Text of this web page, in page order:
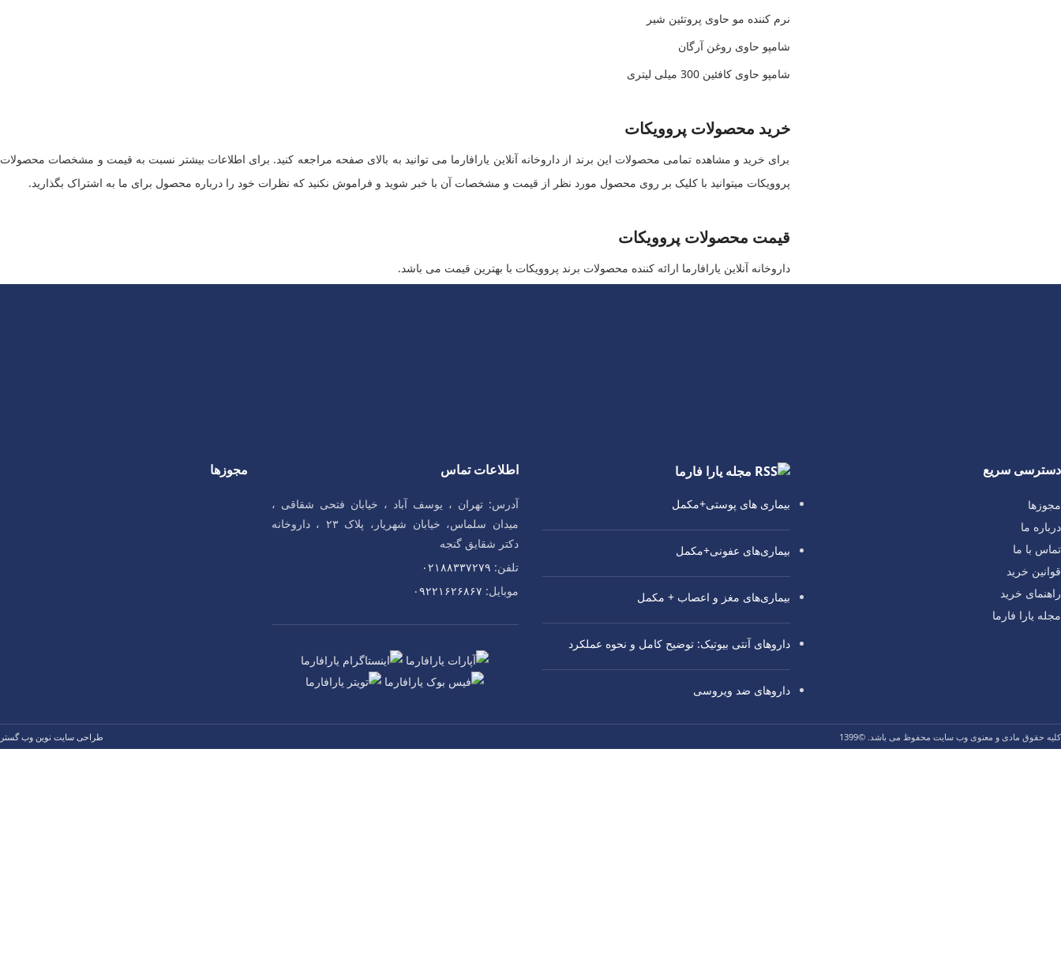
نرم کننده مو حاوی پروتئین شیر
شامپو حاوی روغن آرگان
شامپو حاوی کافئین 300 میلی لیتری
خرید محصولات پروویکات
برای خرید و مشاهده تمامی محصولات این برند از داروخانه آنلاین یارافارما می توانید به بالای صفحه مراجعه کنید. برای اطلاعات بیشتر نسبت به قیمت و مشخصات محصولات
پروویکات میتوانید با کلیک بر روی محصول مورد نظر از قیمت و مشخصات آن با خبر شوید و فراموش نکنید که نظرات خود را درباره محصول برای ما به اشتراک بگذارید.
قیمت محصولات پروویکات
داروخانه آنلاین یارافارما ارائه کننده محصولات برند پروویکات با بهترین قیمت می باشد.
دسترسی سریع
مجوزها
درباره ما
تماس با ما
قوانین خرید
راهنمای خرید
مجله یارا فارما
مجله یارا فارما
بیماری‌ های پوستی+مکمل
بیماری‌های عفونی+مکمل
بیماری‌های مغز و اعصاب + مکمل
داروهای آنتی‌ بیوتیک: توضیح کامل و نحوه عملکرد
داروهای ضد ویروسی
اطلاعات تماس
آدرس: تهران ، یوسف آباد ، خیابان فتحی شقاقی ،
میدان سلماس، خیابان شهریار، پلاک ۲۳ ، داروخانه
دکتر شقایق گنجه
تلفن: ۰۲۱۸۸۳۳۷۲۷۹
موبایل: ۰۹۲۲۱۶۲۶۸۶۷
مجوزها
کلیه حقوق مادی و معنوی وب سایت محفوظ می باشد. ©1399 طراحی سایت نوین وب گستر